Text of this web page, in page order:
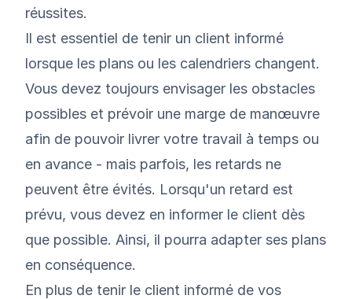
réussites.
Il est essentiel de tenir un client informé
lorsque les plans ou les calendriers changent.
Vous devez toujours envisager les obstacles
possibles et prévoir une marge de manœuvre
afin de pouvoir livrer votre travail à temps ou
en avance - mais parfois, les retards ne
peuvent être évités. Lorsqu'un retard est
prévu, vous devez en informer le client dès
que possible. Ainsi, il pourra adapter ses plans
en conséquence.
En plus de tenir le client informé de vos